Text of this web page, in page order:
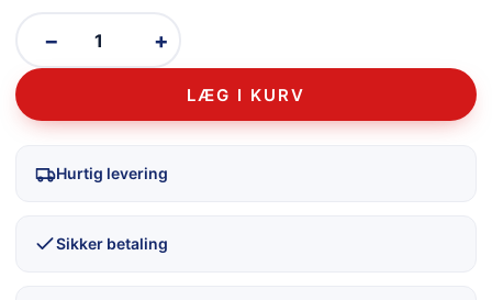
− +
LÆG I KURV
Hurtig levering
Sikker betaling